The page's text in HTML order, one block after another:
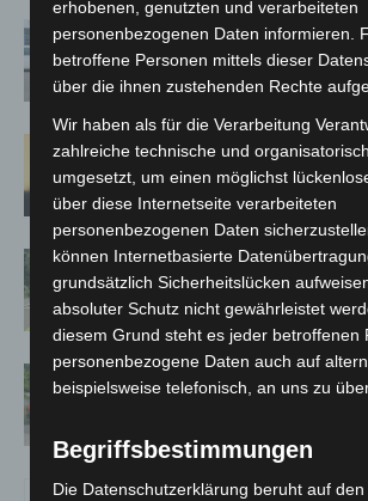
Niedersachsen:
kehren nach
Spanien zurück
Hannover: Erste
Population in
Brand im „Haus der
Neuwarmbüchen
Region Hannover: 21
Notfallsanitäter
erhobenen, genutzten und verarbeiteten
personenbezogenen Daten informieren.
betroffene Personen mittels dieser
über die ihnen zustehenden Rechte
Wir haben als für die Verarbeitung
zahlreiche technische und
umgesetzt, um einen möglichst
über diese Internetseite verarbeiteten
personenbezogenen Daten
können Internetbasierte
grundsätzlich Sicherheitslücken
absoluter Schutz nicht gewährleistet
diesem Grund steht es jeder betroffenen
personenbezogene Daten auch auf
beispielsweise telefonisch, an uns zu
Begriffsbestimmungen
Die Datenschutzerklärung beruht auf den